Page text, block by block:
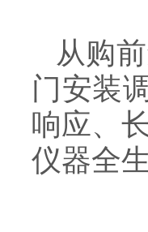
从购
门安装
响应、
仪器全